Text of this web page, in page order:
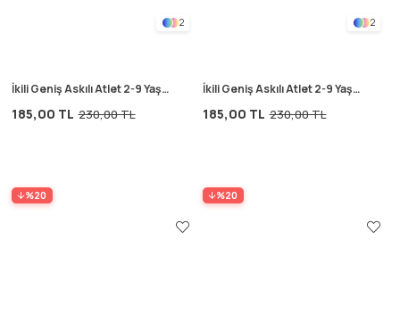
2
İkili Geniş Askılı Atlet 2-9 Yaş
185,00 TL 230,00 TL
%20
2
İkili Geniş Askılı Atlet 2-9 Yaş
185,00 TL 230,00 TL
%20